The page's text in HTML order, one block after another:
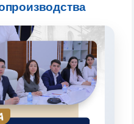
по
2. Документы (магистр) (4)
(8)